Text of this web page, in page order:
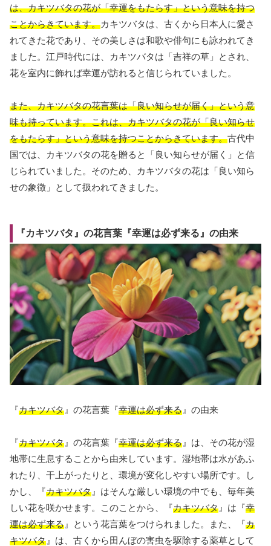
は、カキツバタの花が「幸運をもたらす」という意味を持つ
ことからきています。カキツバタは、古くから日本人に愛さ
れてきた花であり、その美しさは和歌や俳句にも詠われてき
ました。江戸時代には、カキツバタは「吉祥の草」とされ、
花を室内に飾れば幸運が訪れると信じられていました。
また、カキツバタの花言葉は「良い知らせが届く」という意
味も持っています。これは、カキツバタの花が「良い知らせ
をもたらす」という意味を持つことからきています。古代中
国では、カキツバタの花を贈ると「良い知らせが届く」と信
じられていました。そのため、カキツバタの花は「良い知ら
せの象徴」として扱われてきました。
『カキツバタ』の花言葉『幸運は必ず来る』の由来
『カキツバタ 』の花言葉『幸運は必ず来る 』の由来
『カキツバタ 』の花言葉『幸運は必ず来る 』は、その花が湿
地帯に生息することから由来しています。湿地帯は水があふ
れたり、干上がったりと、環境が変化しやすい場所です。し
かし、『カキツバタ 』はそんな厳しい環境の中でも、毎年美
しい花を咲かせます。このことから、『カキツバタ 』は『幸
運は必ず来る 』という花言葉をつけられました。また、『カ
キツバタ 』は、古くから田んぼの害虫を駆除する薬草として